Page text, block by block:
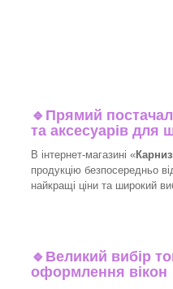
🔹 Прямий
та аксесуарів для
В інтернет-магазині «
продукцію безпосередньо
найкращі ціни та широкий
🔹 Великий вибір
оформлення вікон